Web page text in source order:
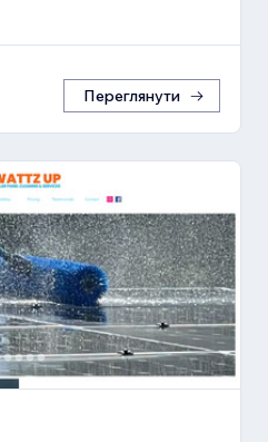
Переглянути